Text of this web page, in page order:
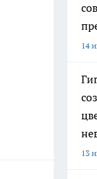
14
13